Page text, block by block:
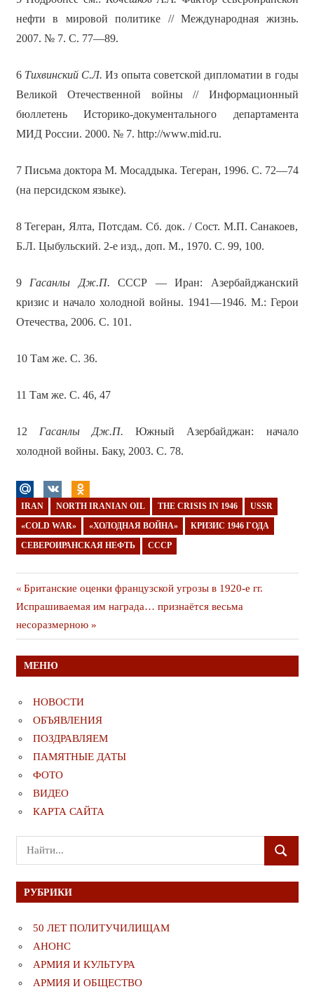
нефти в мировой политике // Международная жизнь.
2007. № 7. С. 77—89.
6 Тихвинский С.Л. Из опыта советской дипломатии в годы
Великой Отечественной войны // Информационный
бюллетень Историко-документального департамента
МИД России. 2000. № 7. http://www.mid.ru.
7 Письма доктора М. Мосаддыка. Тегеран, 1996. С. 72—74
(на персидском языке).
8 Тегеран, Ялта, Потсдам. Сб. док. / Сост. М.П. Санакоев,
Б.Л. Цыбульский. 2-е изд., доп. М., 1970. С. 99, 100.
9 Гасанлы Дж.П. СССР — Иран: Азербайджанский
кризис и начало холодной войны. 1941—1946. М.: Герои
Отечества, 2006. С. 101.
10 Там же. С. 36.
11 Там же. С. 46, 47
12 Гасанлы Дж.П. Южный Азербайджан: начало
холодной войны. Баку, 2003. С. 78.
IRAN NORTH IRANIAN OIL THE CRISIS IN 1946 USSR
«COLD WAR» «ХОЛОДНАЯ ВОЙНА» КРИЗИС 1946 ГОДА
СЕВЕРОИРАНСКАЯ НЕФТЬ СССР
Навигация
по
записям
Предыдущая
публикация
Британские оценки французской угрозы в 1920-е гг.
Следующая
публикация
Испрашиваемая им награда… признаётся весьма
несоразмерною
МЕНЮ
НОВОСТИ
ОБЪЯВЛЕНИЯ
ПОЗДРАВЛЯЕМ
ПАМЯТНЫЕ ДАТЫ
ФОТО
ВИДЕО
КАРТА САЙТА
Поиск
для:
ПОИСК
РУБРИКИ
50 ЛЕТ ПОЛИТУЧИЛИЩАМ
АНОНС
АРМИЯ И КУЛЬТУРА
АРМИЯ И ОБЩЕСТВО